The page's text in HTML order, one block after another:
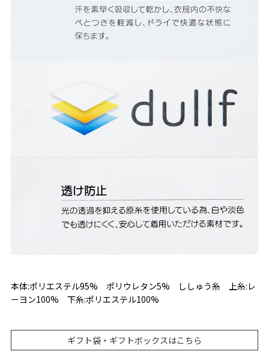
本体:ポリエステル95% ポリウレタン5% ししゅう糸 上糸:レ
ーヨン100% 下糸:ポリエステル100%
ギフト袋・ギフトボックスはこちら